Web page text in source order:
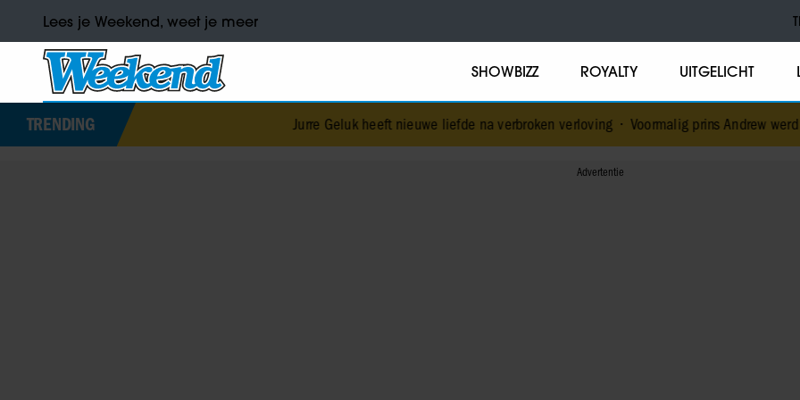
Lees je Weekend, weet je meer
SHOWBIZZ ROYALTY UITGELICHT
TRENDING Jurre Geluk heeft nieuwe liefde na verbroken verloving•Voormalig prins Andrew werd achtervolgd